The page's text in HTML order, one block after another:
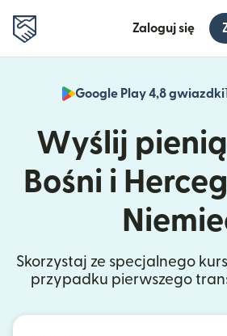
Zaloguj się
Google Play 4,8 gwiazdki
Wyślij
Bośni i
Skorzystaj ze specjalnego
przypadku pierwszego